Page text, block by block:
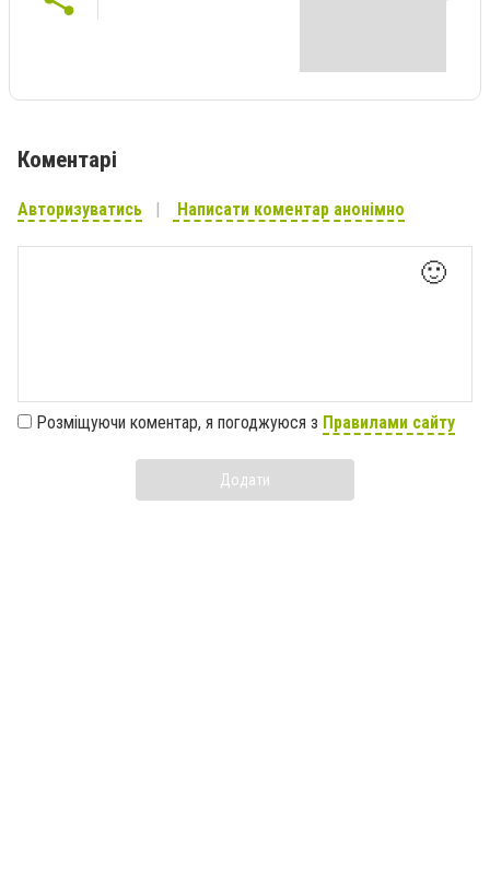
Коментарі
Авторизуватись Написати коментар анонімно
🙂
Розміщуючи коментар, я погоджуюся з Правилами сайту
Додати